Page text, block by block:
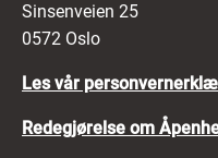
Sinsenveien 25
0572 Oslo
Les vår
Redegjørelse om